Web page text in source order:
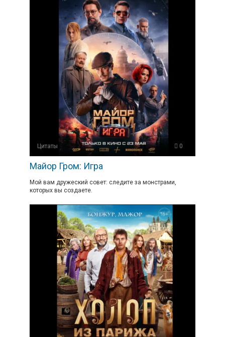
Цитаты 0
Майор Гром: Игра
Мой вам дружеский совет: следите за монстрами,
которых вы создаете.